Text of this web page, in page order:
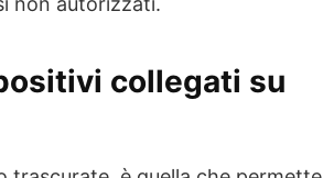
collegati su